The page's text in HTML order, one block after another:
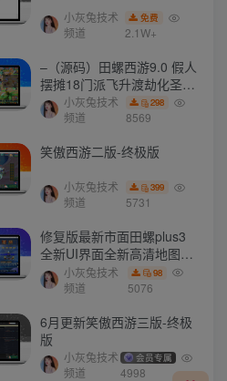
小灰兔技术
频道
免费
2.1W+
–（源码）田螺西游9.0 假人
摆摊18门派飞升渡劫化圣助
战最新BB谛听….
小灰兔技术
频道
298
8569
笑傲西游二版-终极版
小灰兔技术
频道
399
5731
修复版最新市面田螺plus3
全新UI界面全新高清地图18
门派 修复了后门ggeserver
打不开
小灰兔技术
频道
98
5076
6月更新笑傲西游三版-终极
版
小灰兔技术
频道
会员专属
4998